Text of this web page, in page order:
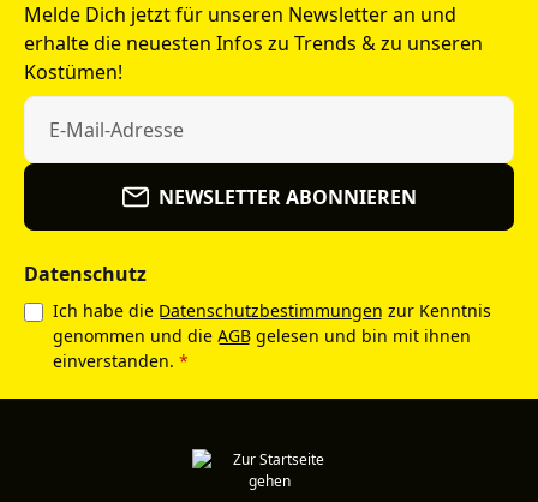
Melde Dich jetzt für unseren Newsletter an und
erhalte die neuesten Infos zu Trends & zu unseren
Kostümen!
NEWSLETTER ABONNIEREN
Datenschutz
Ich habe die Datenschutzbestimmungen zur Kenntnis
genommen und die AGB gelesen und bin mit ihnen
einverstanden. *